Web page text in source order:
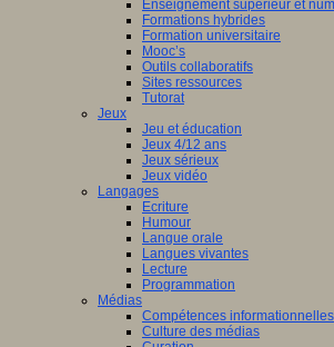
Enseignement supérieur et
Formations hybrides
Formation universitaire
Mooc’s
Outils collaboratifs
Sites ressources
Tutorat
Jeux
Jeu et éducation
Jeux 4/12 ans
Jeux sérieux
Jeux vidéo
Langages
Ecriture
Humour
Langue orale
Langues vivantes
Lecture
Programmation
Médias
Compétences informationnelles
Culture des médias